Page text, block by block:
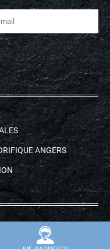
ANGERS